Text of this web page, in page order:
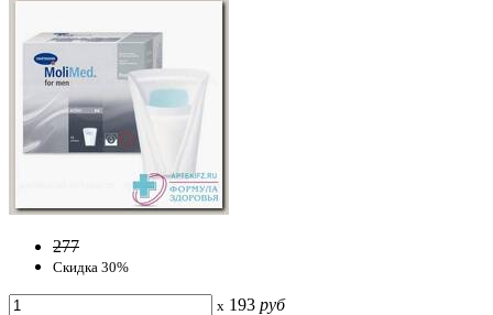
277
Скидка 30%
x 193 руб